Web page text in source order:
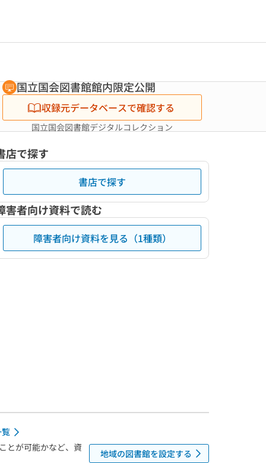
国立国会図書館館内限定公開
収録元データベースで確認する
国立国会図書館デジタルコレクション
店で探す
書店で探す
害者向け資料で読む
障害者向け資料を見る（1種類）
とが可能かなど、資
地域の図書館を設定する